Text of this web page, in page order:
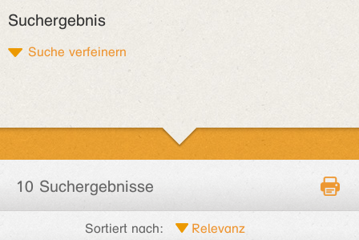
Suchergebnis
Suche verfeinern
10 Suchergebnisse
Sortiert nach: